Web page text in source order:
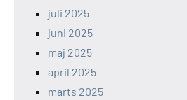
juli 2025
juni 2025
maj 2025
april 2025
marts 2025